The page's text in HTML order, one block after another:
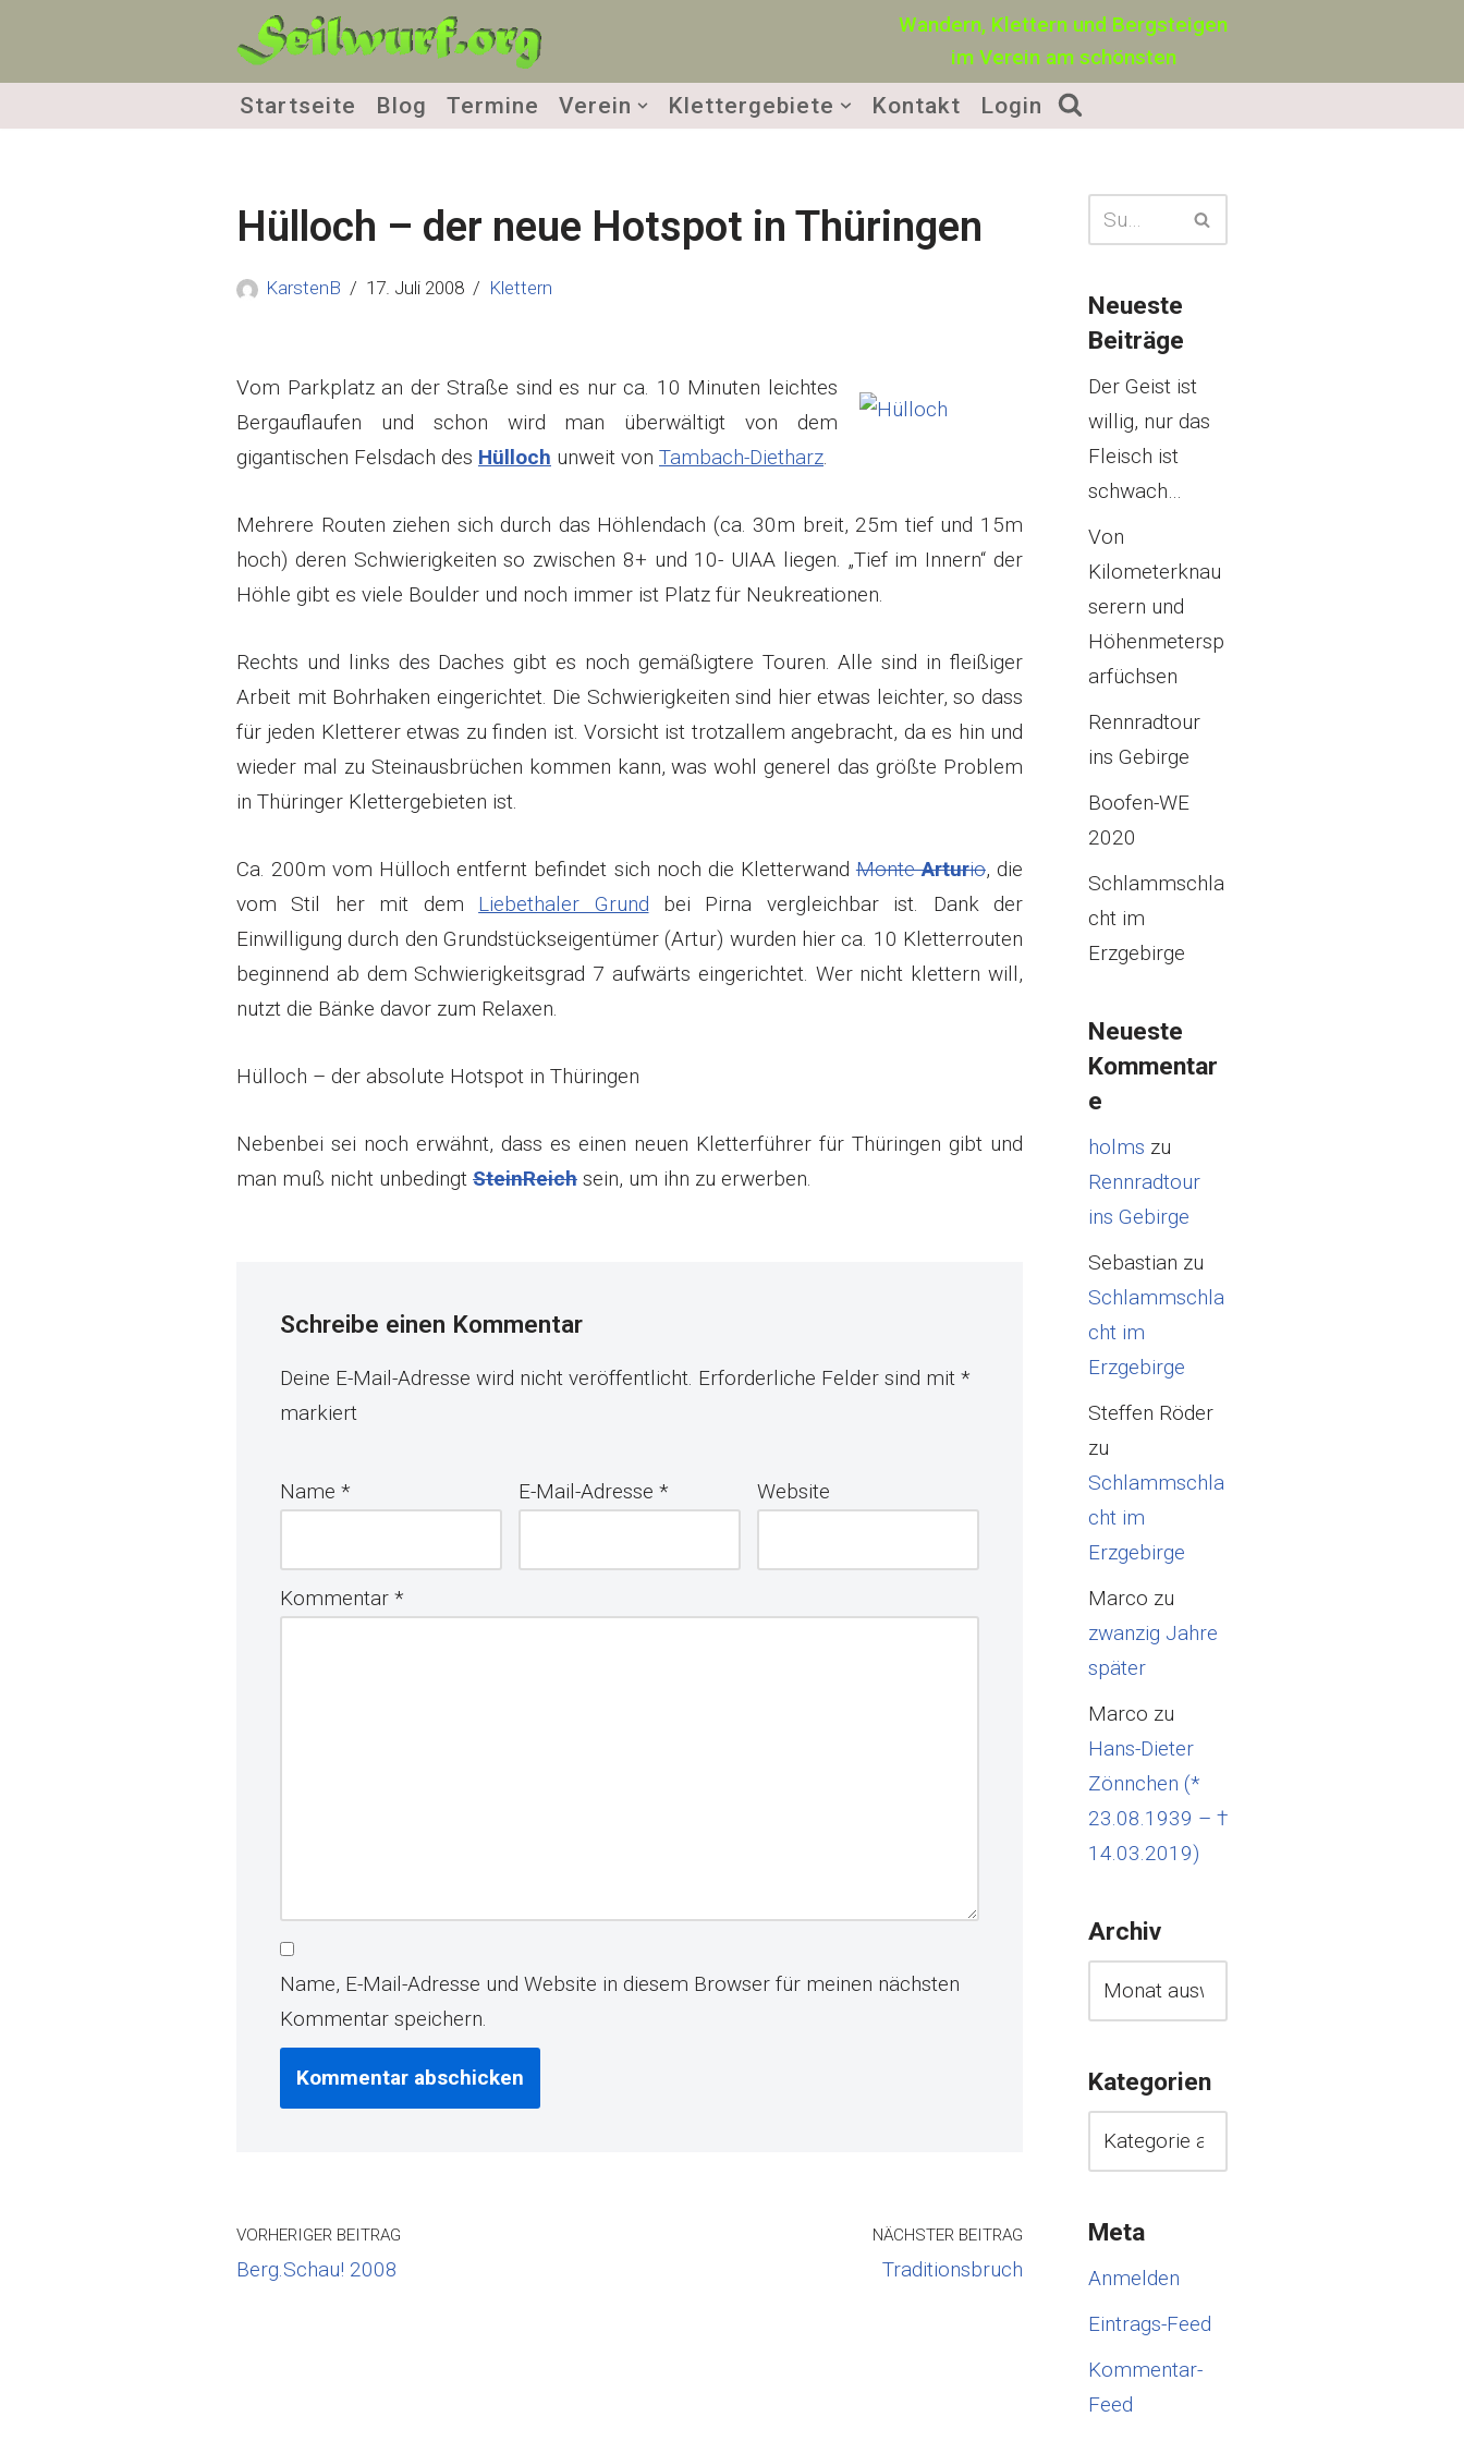
springen
Wandern, Klettern und Bergsteigen
im Verein am schönsten
Startseite Blog Termine Verein Klettergebiete Kontakt Login
Hülloch – der neue Hotspot in Thüringen
KarstenB 17. Juli 2008 Klettern
Vom Parkplatz an der Straße sind es nur ca. 10 Minuten leichtes
Bergauflaufen und schon wird man überwältigt von dem
gigantischen Felsdach des Hülloch unweit von Tambach-Dietharz.
Mehrere Routen ziehen sich durch das Höhlendach (ca. 30m breit, 25m tief und 15m
hoch) deren Schwierigkeiten so zwischen 8+ und 10- UIAA liegen. „Tief im Innern“ der
Höhle gibt es viele Boulder und noch immer ist Platz für Neukreationen.
Rechts und links des Daches gibt es noch gemäßigtere Touren. Alle sind in fleißiger
Arbeit mit Bohrhaken eingerichtet. Die Schwierigkeiten sind hier etwas leichter, so dass
für jeden Kletterer etwas zu finden ist. Vorsicht ist trotzallem angebracht, da es hin und
wieder mal zu Steinausbrüchen kommen kann, was wohl generel das größte Problem
in Thüringer Klettergebieten ist.
Ca. 200m vom Hülloch entfernt befindet sich noch die KletterwandMonteArturio, die
vom Stil her mit dem Liebethaler Grund bei Pirna vergleichbar ist. Dank der
Einwilligung durch den Grundstückseigentümer (Artur) wurden hier ca. 10 Kletterrouten
beginnend ab dem Schwierigkeitsgrad 7 aufwärts eingerichtet. Wer nicht klettern will,
nutzt die Bänke davor zum Relaxen.
Hülloch – der absolute Hotspot in Thüringen
Nebenbei sei noch erwähnt, dass es einen neuen Kletterführer für Thüringen gibt und
man muß nicht unbedingt SteinReich sein, um ihn zu erwerben.
Schreibe einen Kommentar
Deine E-Mail-Adresse wird nicht veröffentlicht. Erforderliche Felder sind mit *
markiert
Name * E-Mail-Adresse * Website
Kommentar *
Name, E-Mail-Adresse und Website in diesem Browser für meinen nächsten
Kommentar speichern.
VORHERIGER BEITRAG
Berg.Schau! 2008
NÄCHSTER BEITRAG
Traditionsbruch
Neueste
Beiträge
Der Geist ist
willig, nur das
Fleisch ist
schwach…
Von
Kilometerknau
serern und
Höhenmetersp
arfüchsen
Rennradtour
ins Gebirge
Boofen-WE
2020
Schlammschla
cht im
Erzgebirge
Neueste
Kommentar
e
holms zu
Rennradtour
ins Gebirge
Sebastian zu
Schlammschla
cht im
Erzgebirge
Steffen Röder
zu
Schlammschla
cht im
Erzgebirge
Marco zu
zwanzig Jahre
später
Marco zu
Hans-Dieter
Zönnchen (*
23.08.1939 – †
14.03.2019)
Archiv
Kategorien
Meta
Anmelden
Eintrags-Feed
Kommentar-
Feed